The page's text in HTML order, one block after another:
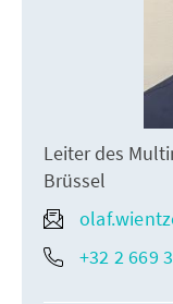
Leiter des
Brüssel
+32 2 669